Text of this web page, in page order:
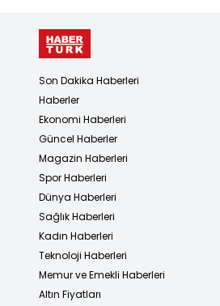
Son Dakika Haberleri
Haberler
Ekonomi Haberleri
Güncel Haberler
Magazin Haberleri
Spor Haberleri
Dünya Haberleri
Sağlık Haberleri
Kadın Haberleri
Teknoloji Haberleri
Memur ve Emekli Haberleri
Altın Fiyatları